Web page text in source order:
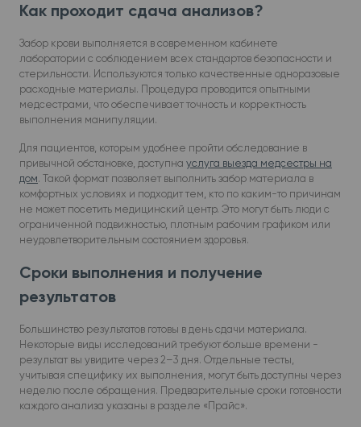
Как проходит сдача анализов?
Забор крови выполняется в современном кабинете
лаборатории с соблюдением всех стандартов безопасности и
стерильности. Используются только качественные одноразовые
расходные материалы. Процедура проводится опытными
медсестрами, что обеспечивает точность и корректность
выполнения манипуляции.
Для пациентов, которым удобнее пройти обследование в
привычной обстановке, доступна услуга выезда медсестры на
дом. Такой формат позволяет выполнить забор материала в
комфортных условиях и подходит тем, кто по каким-то причинам
не может посетить медицинский центр. Это могут быть люди с
ограниченной подвижностью, плотным рабочим графиком или
неудовлетворительным состоянием здоровья.
Сроки выполнения и получение
результатов
Большинство результатов готовы в день сдачи материала.
Некоторые виды исследований требуют больше времени -
результат вы увидите через 2–3 дня. Отдельные тесты,
учитывая специфику их выполнения, могут быть доступны через
неделю после обращения. Предварительные сроки готовности
каждого анализа указаны в разделе «Прайс».